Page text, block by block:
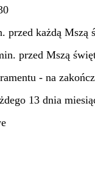
przed każdą Mszą
przed Mszą
- na
13 dnia